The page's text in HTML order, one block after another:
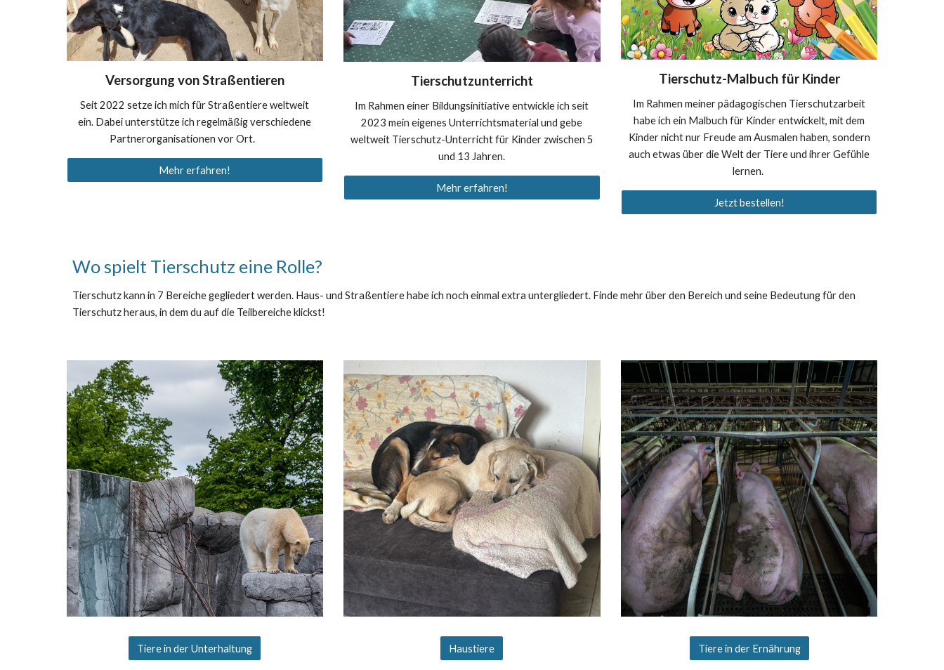
Versorgung von Straßentieren
Seit 2022 setze ich mich für Straßentiere weltweit
ein. Dabei unterstütze ich regelmäßig verschiedene
Partnerorganisationen vor Ort.
Mehr erfahren!
Tierschutzunterricht
Im Rahmen einer Bildungsinitiative entwickle ich seit
2023 mein eigenes Unterrichtsmaterial und gebe
weltweit Tierschutz-Unterricht für Kinder zwischen 5
und 13 Jahren.
Mehr erfahren!
Tierschutz-Malbuch für Kinder
Im Rahmen meiner pädagogischen Tierschutzarbeit
habe ich ein Malbuch für Kinder entwickelt, mit dem
Kinder nicht nur Freude am Ausmalen haben, sondern
auch etwas über die Welt der Tiere und ihrer Gefühle
lernen.
Jetzt bestellen!
Wo spielt Tierschutz eine Rolle?
Tierschutz kann in 7 Bereiche gegliedert werden. Haus- und Straßentiere habe ich noch einmal extra untergliedert. Finde mehr über den Bereich und seine Bedeutung für den
Tierschutz heraus, in dem du auf die Teilbereiche klickst!
Tiere in der Unterhaltung Haustiere Tiere in der Ernährung